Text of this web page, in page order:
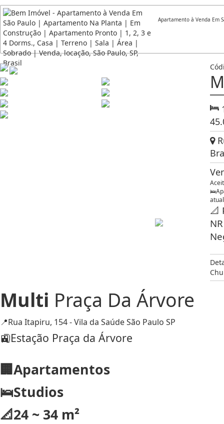
Apartamento à Venda Em
45
📐
Multi Praça Da Árvore
📍Rua Itapiru, 154 - Vila da Saúde São Paulo SP
🚉Estação Praça da Árvore
🏢Apartamentos
🛌Studios
📐24 ~ 34 m²